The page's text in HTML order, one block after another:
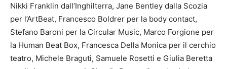
Nikki Franklin dall’Inghilterra, Jane Bentley dalla Scozia
per l’ArtBeat, Francesco Boldrer per la body contact,
Stefano Baroni per la Circular Music, Marco Forgione per
la Human Beat Box, Francesca Della Monica per il cerchio
teatro, Michele Braguti, Samuele Rosetti e Giulia Beretta